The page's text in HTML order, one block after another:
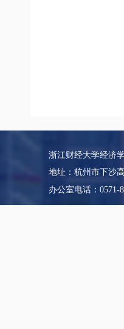
浙江财经大学经济
地址：杭州市下沙
办公室电话：0571-